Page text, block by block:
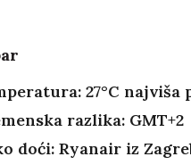
27°C najviša
razlika: GMT+2
doći: Ryanair iz